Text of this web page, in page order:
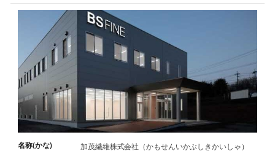
名称(かな) 加茂繊維株式会社（かもせんいかぶしきかいしゃ）